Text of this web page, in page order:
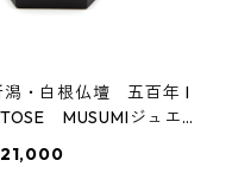
潟・白根仏壇 五百年 I
MUSUMIジュエ
）